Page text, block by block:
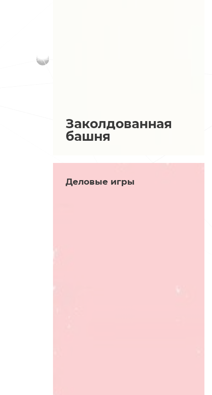
Заколдованная
башня
Деловые игры